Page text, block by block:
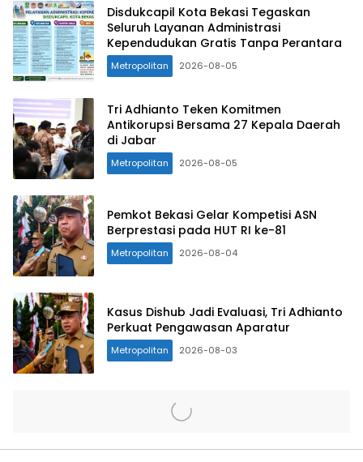
Disdukcapil Kota Bekasi Tegaskan
Seluruh Layanan Administrasi
Kependudukan Gratis Tanpa Perantara
Metropolitan 2026-08-05
Tri Adhianto Teken Komitmen
Antikorupsi Bersama 27 Kepala Daerah
di Jabar
Metropolitan 2026-08-05
Pemkot Bekasi Gelar Kompetisi ASN
Berprestasi pada HUT RI ke-81
Metropolitan 2026-08-04
Kasus Dishub Jadi Evaluasi, Tri Adhianto
Perkuat Pengawasan Aparatur
Metropolitan 2026-08-03